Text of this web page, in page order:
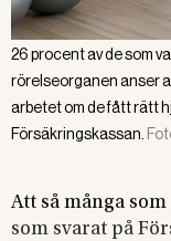
26 procent av de som
rörelseorganen anser
arbetet om de fått rätt
Försäkringskassan.
Att så många
som svarat på